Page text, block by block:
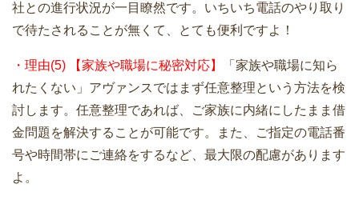
社との進行状況が一目瞭然です。いちいち電話のやり取り
で待たされることが無くて、とても便利ですよ！
・理由(5) 【家族や職場に秘密対応】
「家族や職場に知ら
れたくない」アヴァンスではまず任意整理という方法を検
討します。任意整理であれば、ご家族に内緒にしたまま借
金問題を解決することが可能です。また、ご指定の電話番
号や時間帯にご連絡をするなど、最大限の配慮があります
よ。